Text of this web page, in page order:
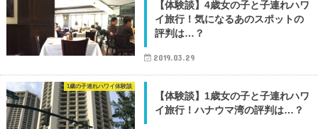
【体験談】4歳女の子と子連れハワ
イ旅行！気になるあのスポットの
評判は…？
2019.03.29
1歳の子連れハワイ体験談
【体験談】1歳女の子と子連れハワ
イ旅行！ハナウマ湾の評判は…？